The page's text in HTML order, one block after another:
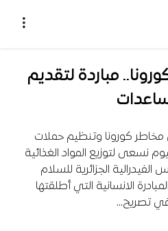
مباردة لتقديم
مخاطر كورونا وتنظيم حملات
نسعى لتوزيع المواد الغذائية
الجزائرية للسلام
الانسانية التي أطلقتها
تصريح…